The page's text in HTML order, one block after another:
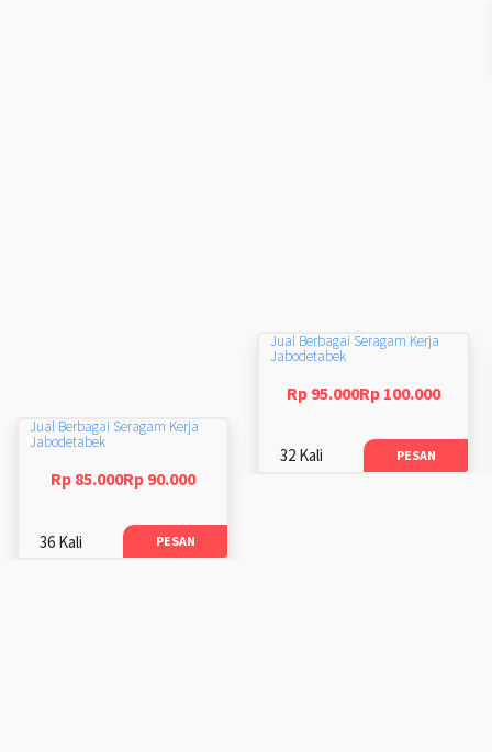
Jual Berbagai Seragam Kerja
Jabodetabek
Rp 95.000Rp 100.000
32 Kali PESAN
Jual Berbagai Seragam Kerja
Jabodetabek
Rp 85.000Rp 90.000
36 Kali PESAN